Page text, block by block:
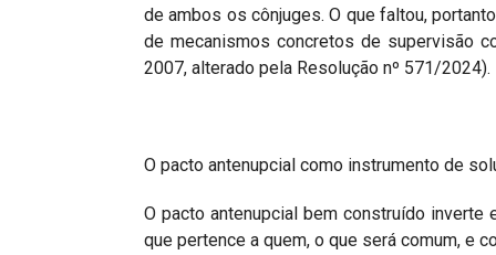
de ambos os cônjuges. O que faltou,
de mecanismos concretos de supervisão
2007, alterado pela Resolução nº 571/
O pacto antenupcial como instrumento de
O pacto antenupcial bem construído
que pertence a quem, o que será comum, e